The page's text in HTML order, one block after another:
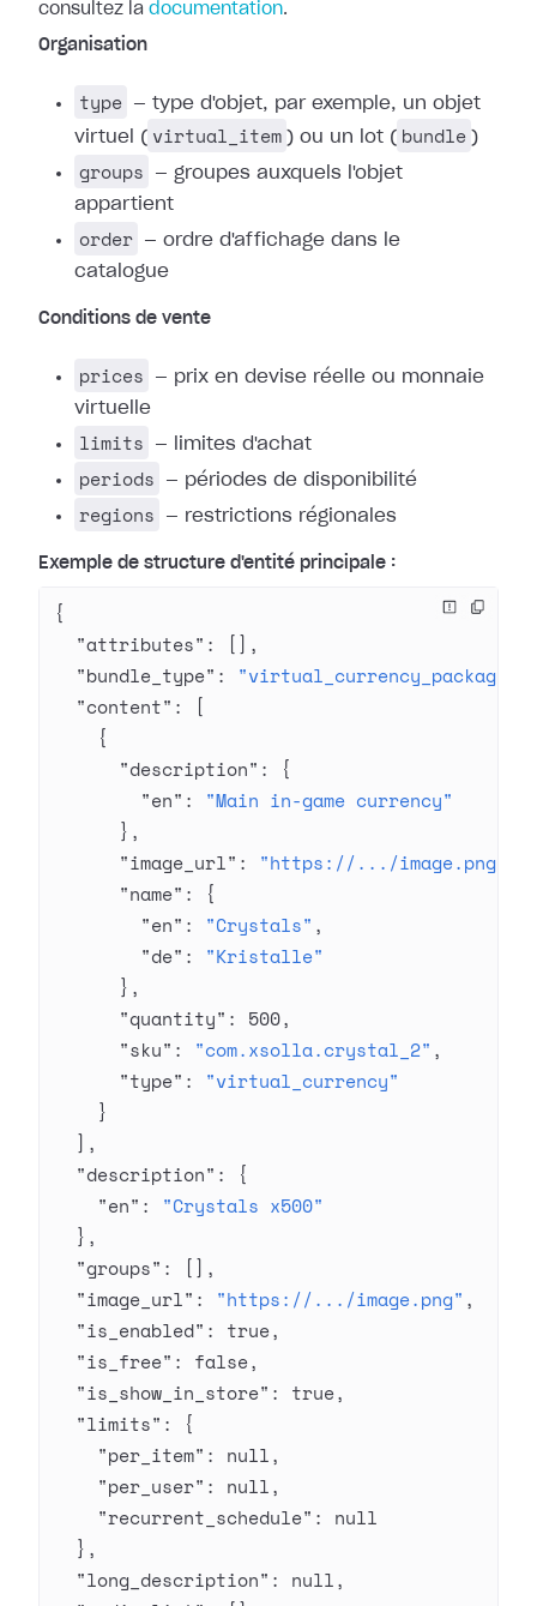
consultez la documentation.
Organisation
type
— type d'objet, par exemple, un objet
virtuel ( virtual_item ) ou un lot ( bundle )
groups
— groupes auxquels l'objet
appartient
order
— ordre d'affichage dans le
catalogue
Conditions de vente
prices
— prix en devise réelle ou monnaie
virtuelle
limits — limites d'achat
periods — périodes de disponibilité
regions — restrictions régionales
Exemple de structure d'entité principale :
{
  "attributes"
: [],
  "bundle_type"
: "virtual_currency_package"
  "content"
: [
    {
      "description"
: {
        "en"
: "Main in-game currency"
      },
      "image_url"
: "https://.../image.png"
      "name"
: {
        "en"
: "Crystals" ,
        "de"
: "Kristalle"
      },
      "quantity"
: 500,
      "sku"
: "com.xsolla.crystal_2" ,
      "type"
: "virtual_currency"
    }
  ],
  "description"
: {
    "en"
: "Crystals x500"
  },
  "groups"
: [],
  "image_url"
: "https://.../image.png" ,
  "is_enabled"
: true,
  "is_free"
: false,
  "is_show_in_store"
: true,
  "limits"
: {
    "per_item"
: null,
    "per_user"
: null,
    "recurrent_schedule"
: null
  },
  "long_description"
: null,